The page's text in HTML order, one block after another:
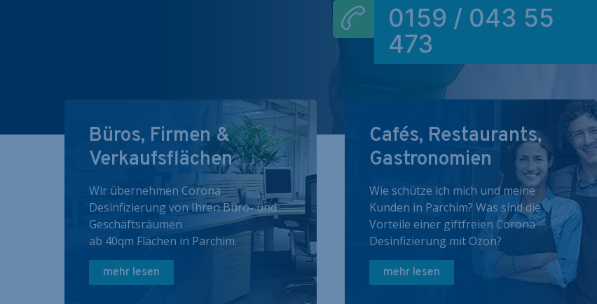
0159 / 043 55
473
Büros, Firmen &
Verkaufsflächen
Wir übernehmen Corona
Desinfizierung von Ihren Büro- und
Geschäftsräumen
ab 40qm Flächen in Parchim.
mehr lesen
Cafés, Restaurants,
Gastronomien
Wie schütze ich mich und meine
Kunden in Parchim? Was sind die
Vorteile einer giftfreien Corona
Desinfizierung mit Ozon?
mehr lesen